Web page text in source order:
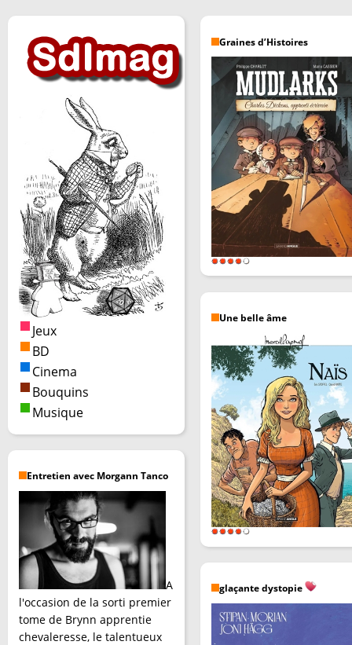
Jeux
BD
Cinema
Bouquins
Musique
Entretien avec Morgann Tanco
A
l'occasion de la sorti premier
tome de Brynn apprentie
chevaleresse, le talentueux
Graines d’Histoires
Une belle âme
glaçante dystopie